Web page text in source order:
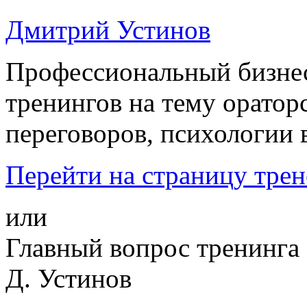
Дмитрий Устинов
Профессиональный
тренингов на тему
переговоров,
Перейти на страницу
или
Главный вопрос
Д. Устинов